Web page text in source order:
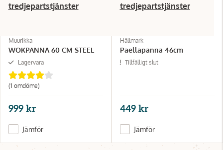
tredjepartstjänster
Muurikka
WOKPANNA 60 CM STEEL
Lagervara
(1 omdöme)
999 kr
Jämför
tredjepartstjänster
Hällmark
Paellapanna 46cm
Tillfälligt slut
449 kr
Jämför